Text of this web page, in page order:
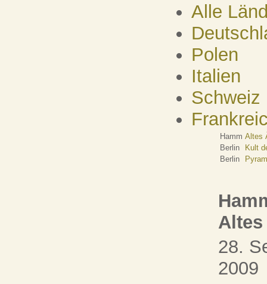
Alle
Polen
Italien
Schweiz
Hamm Altes
Berlin
Kult
Berlin
28.
2009